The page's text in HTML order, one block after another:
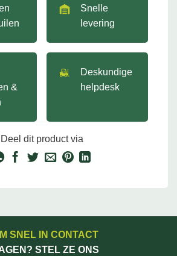
Snelle
levering
&
Deskundige
helpdesk
Deel dit product via
SNEL IN CONTACT
STEL ZE ONS